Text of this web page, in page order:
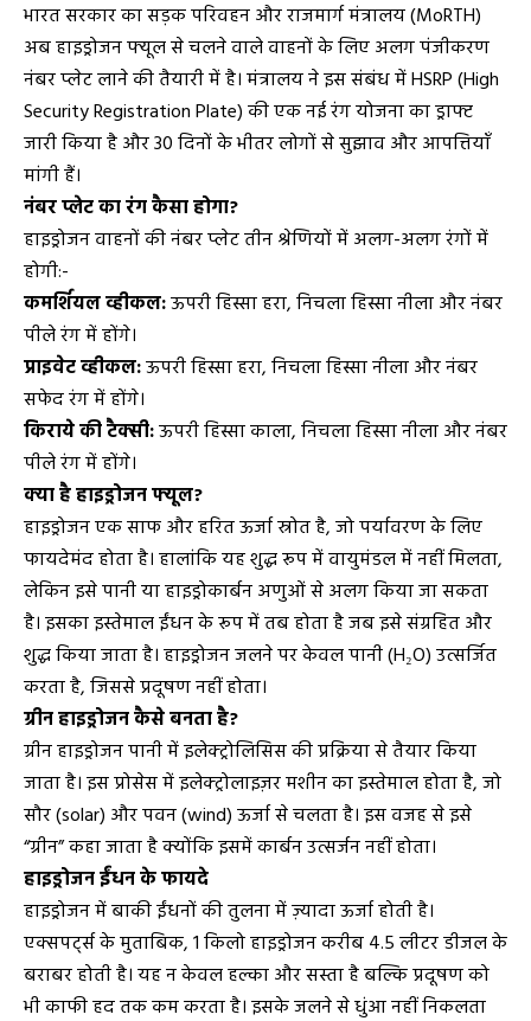
भारत सरकार का सड़क परिवहन और राजमार्ग मंत्रालय (MoRTH)
अब हाइड्रोजन फ्यूल से चलने वाले वाहनों के लिए अलग पंजीकरण
नंबर प्लेट लाने की तैयारी में है। मंत्रालय ने इस संबंध में HSRP (High
Security Registration Plate) की एक नई रंग योजना का ड्राफ्ट
जारी किया है और 30 दिनों के भीतर लोगों से सुझाव और आपत्तियाँ
मांगी हैं।
नंबर प्लेट का रंग कैसा होगा?
हाइड्रोजन वाहनों की नंबर प्लेट तीन श्रेणियों में अलग-अलग रंगों में
होगी:-
कमर्शियल व्हीकल:ऊपरी हिस्सा हरा, निचला हिस्सा नीला और नंबर
पीले रंग में होंगे।
प्राइवेट व्हीकल:ऊपरी हिस्सा हरा, निचला हिस्सा नीला और नंबर
सफेद रंग में होंगे।
किराये की टैक्सी:ऊपरी हिस्सा काला, निचला हिस्सा नीला और नंबर
पीले रंग में होंगे।
क्या है हाइड्रोजन फ्यूल?
हाइड्रोजन एक साफ और हरित ऊर्जा स्रोत है, जो पर्यावरण के लिए
फायदेमंद होता है। हालांकि यह शुद्ध रूप में वायुमंडल में नहीं मिलता,
लेकिन इसे पानी या हाइड्रोकार्बन अणुओं से अलग किया जा सकता
है। इसका इस्तेमाल ईंधन के रूप में तब होता है जब इसे संग्रहित और
शुद्ध किया जाता है। हाइड्रोजन जलने पर केवल पानी (H₂O) उत्सर्जित
करता है, जिससे प्रदूषण नहीं होता।
ग्रीन हाइड्रोजन कैसे बनता है?
ग्रीन हाइड्रोजन पानी में इलेक्ट्रोलिसिस की प्रक्रिया से तैयार किया
जाता है। इस प्रोसेस में इलेक्ट्रोलाइज़र मशीन का इस्तेमाल होता है, जो
सौर (solar) और पवन (wind) ऊर्जा से चलता है। इस वजह से इसे
“ग्रीन” कहा जाता है क्योंकि इसमें कार्बन उत्सर्जन नहीं होता।
हाइड्रोजन ईंधन के फायदे
हाइड्रोजन में बाकी ईंधनों की तुलना में ज़्यादा ऊर्जा होती है।
एक्सपर्ट्स के मुताबिक, 1 किलो हाइड्रोजन करीब 4.5 लीटर डीजल के
बराबर होती है। यह न केवल हल्का और सस्ता है बल्कि प्रदूषण को
भी काफी हद तक कम करता है। इसके जलने से धुंआ नहीं निकलता